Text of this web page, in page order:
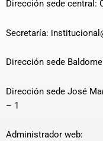
Dirección sede central:
Secretaría:
Dirección sede
Dirección sede José
– 1
Administrador web: